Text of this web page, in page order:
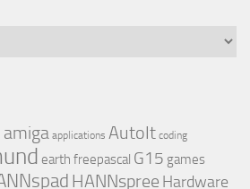
amiga applications AutoIt coding
earth freepascal G15 games
HANNspree Hardware